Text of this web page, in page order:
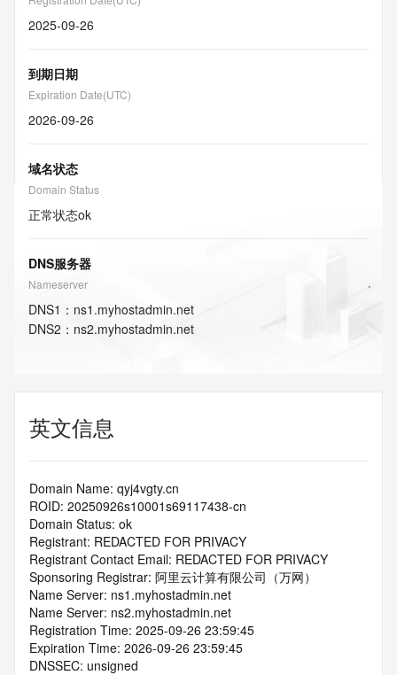
2025-09-26
到期日期
Expiration Date(UTC)
2026-09-26
域名状态
Domain Status
正常状态ok
DNS服务器
Nameserver
DNS1 ： ns1.myhostadmin.net
DNS2 ： ns2.myhostadmin.net
英文信息
Domain Name: qyj4vgty.cn
ROID: 20250926s10001s69117438-cn
Domain Status: ok
Registrant: REDACTED FOR PRIVACY
Registrant Contact Email: REDACTED FOR PRIVACY
Sponsoring Registrar: 阿里云计算有限公司（万网）
Name Server: ns1.myhostadmin.net
Name Server: ns2.myhostadmin.net
Registration Time: 2025-09-26 23:59:45
Expiration Time: 2026-09-26 23:59:45
DNSSEC: unsigned